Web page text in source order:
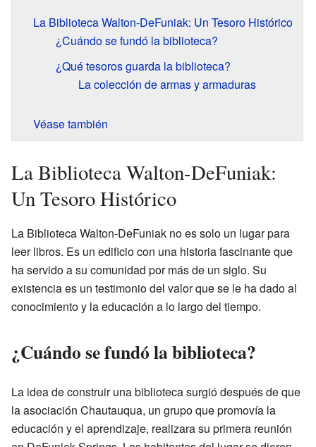
La Biblioteca Walton-DeFuniak: Un Tesoro Histórico
¿Cuándo se fundó la biblioteca?
¿Qué tesoros guarda la biblioteca?
La colección de armas y armaduras
Véase también
La Biblioteca Walton-DeFuniak:
Un Tesoro Histórico
La Biblioteca Walton-DeFuniak no es solo un lugar para
leer libros. Es un edificio con una historia fascinante que
ha servido a su comunidad por más de un siglo. Su
existencia es un testimonio del valor que se le ha dado al
conocimiento y la educación a lo largo del tiempo.
¿Cuándo se fundó la biblioteca?
La idea de construir una biblioteca surgió después de que
la asociación Chautauqua, un grupo que promovía la
educación y el aprendizaje, realizara su primera reunión